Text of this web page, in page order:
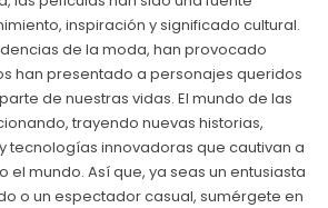
inspiración y significado cultural.
de la moda, han provocado
han presentado a personajes queridos
de nuestras vidas. El mundo de las
trayendo nuevas historias,
tecnologías innovadoras que cautivan a
el mundo. Así que, ya seas un entusiasta
o un espectador casual, sumérgete en